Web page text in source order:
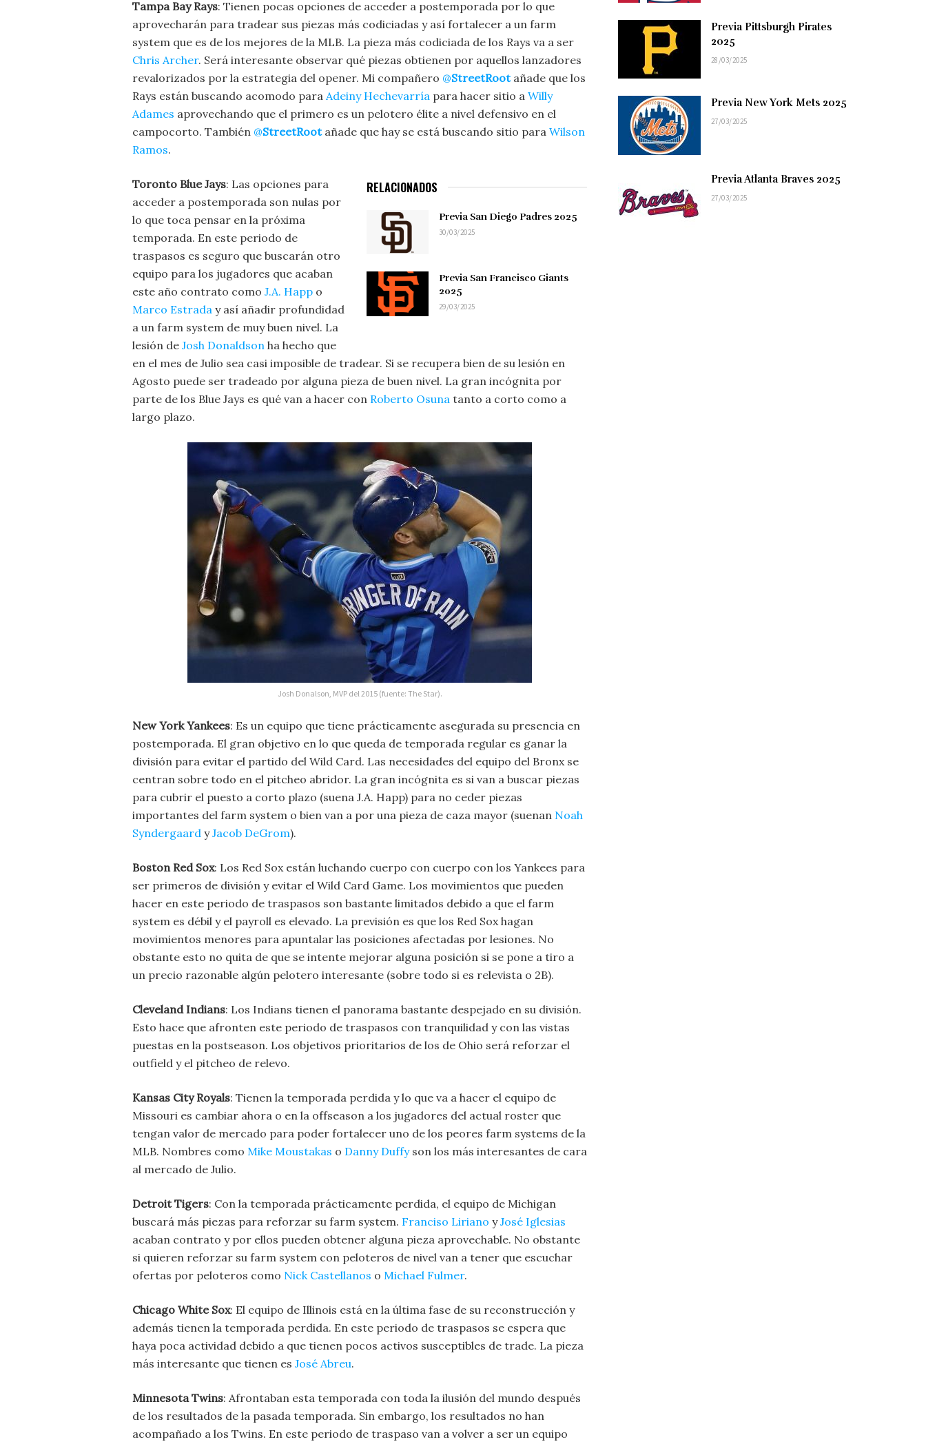
Tampa Bay Rays: Tienen pocas opciones de acceder a postemporada por lo que
aprovecharán para tradear sus piezas más codiciadas y así fortalecer a un farm
system que es de los mejores de la MLB. La pieza más codiciada de los Rays va a ser
Chris Archer. Será interesante observar qué piezas obtienen por aquellos lanzadores
revalorizados por la estrategia del opener. Mi compañero @StreetRootañade que los
Rays están buscando acomodo para Adeiny Hechevarría para hacer sitio a Willy
Adames aprovechando que el primero es un pelotero élite a nivel defensivo en el
campocorto. También @StreetRootañade que hay se está buscando sitio para Wilson
Ramos.
RELACIONADOS
Previa San Diego Padres 2025
30/03/2025
Previa San Francisco Giants
2025
29/03/2025
Toronto Blue Jays: Las opciones para
acceder a postemporada son nulas por
lo que toca pensar en la próxima
temporada. En este periodo de
traspasos es seguro que buscarán otro
equipo para los jugadores que acaban
este año contrato como J.A. Happ o
Marco Estrada y así añadir profundidad
a un farm system de muy buen nivel. La
lesión de Josh Donaldson ha hecho que
en el mes de Julio sea casi imposible de tradear. Si se recupera bien de su lesión en
Agosto puede ser tradeado por alguna pieza de buen nivel. La gran incógnita por
parte de los Blue Jays es qué van a hacer con Roberto Osuna tanto a corto como a
largo plazo.
Josh Donalson, MVP del 2015 (fuente: The Star).
New York Yankees: Es un equipo que tiene prácticamente asegurada su presencia en
postemporada. El gran objetivo en lo que queda de temporada regular es ganar la
división para evitar el partido del Wild Card. Las necesidades del equipo del Bronx se
centran sobre todo en el pitcheo abridor. La gran incógnita es si van a buscar piezas
para cubrir el puesto a corto plazo (suena J.A. Happ) para no ceder piezas
importantes del farm system o bien van a por una pieza de caza mayor (suenan Noah
Syndergaard yJacob DeGrom).
Boston Red Sox: Los Red Sox están luchando cuerpo con cuerpo con los Yankees para
ser primeros de división y evitar el Wild Card Game. Los movimientos que pueden
hacer en este periodo de traspasos son bastante limitados debido a que el farm
system es débil y el payroll es elevado. La previsión es que los Red Sox hagan
movimientos menores para apuntalar las posiciones afectadas por lesiones. No
obstante esto no quita de que se intente mejorar alguna posición si se pone a tiro a
un precio razonable algún pelotero interesante (sobre todo si es relevista o 2B).
Cleveland Indians: Los Indians tienen el panorama bastante despejado en su división.
Esto hace que afronten este periodo de traspasos con tranquilidad y con las vistas
puestas en la postseason. Los objetivos prioritarios de los de Ohio será reforzar el
outfield y el pitcheo de relevo.
Kansas City Royals: Tienen la temporada perdida y lo que va a hacer el equipo de
Missouri es cambiar ahora o en la offseason a los jugadores del actual roster que
tengan valor de mercado para poder fortalecer uno de los peores farm systems de la
MLB. Nombres como Mike Moustakas o Danny Duffyson los más interesantes de cara
al mercado de Julio.
Detroit Tigers: Con la temporada prácticamente perdida, el equipo de Michigan
buscará más piezas para reforzar su farm system. Franciso Liriano yJosé Iglesias
acaban contrato y por ellos pueden obtener alguna pieza aprovechable. No obstante
si quieren reforzar su farm system con peloteros de nivel van a tener que escuchar
ofertas por peloteros como Nick Castellanos o Michael Fulmer.
Chicago White Sox: El equipo de Illinois está en la última fase de su reconstrucción y
además tienen la temporada perdida. En este periodo de traspasos se espera que
haya poca actividad debido a que tienen pocos activos susceptibles de trade. La pieza
más interesante que tienen es José Abreu.
Minnesota Twins: Afrontaban esta temporada con toda la ilusión del mundo después
de los resultados de la pasada temporada. Sin embargo, los resultados no han
acompañado a los Twins. En este periodo de traspaso van a volver a ser un equipo
Previa Pittsburgh Pirates
2025
28/03/2025
Previa New York Mets 2025
27/03/2025
Previa Atlanta Braves 2025
27/03/2025